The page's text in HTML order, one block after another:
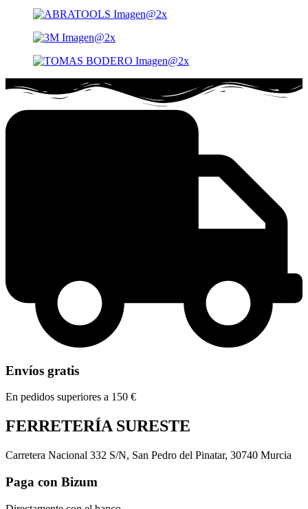
Envíos gratis
En pedidos superiores a 150 €
FERRETERÍA SURESTE
Carretera Nacional 332 S/N, San Pedro del Pinatar, 30740 Murcia
Paga con Bizum